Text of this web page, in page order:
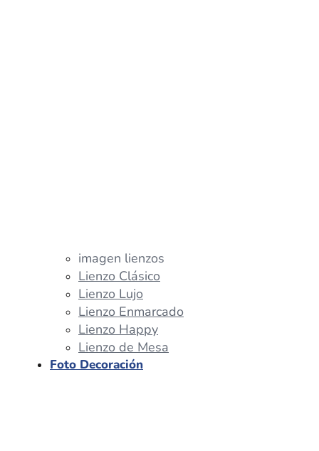
imagen lienzos
Lienzo Clásico
Lienzo Lujo
Lienzo Enmarcado
Lienzo Happy
Lienzo de Mesa
Foto Decoración